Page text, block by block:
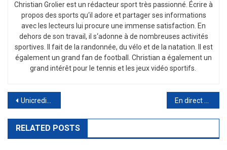
Christian Gro lierestun rédacteursporttrès passionné Écrire à
propos des sports qu‘il adore etpartagerses informations
avec les lecteurs ui procure une immense satisfaction En
dehors de son travail , il s‘adonne à de nombreuses activités
sportives faitde la randonnée, du vé lo etde la natation
est
égal ementun grand fan de football Christian a égal ementun
grand intérêtpourle tennis etles jeuxvidéo sportifs
Post
navigation
Unicredit, 6,7 milliards d’euros pour les neuf mois 2023, au-dessus des attentes des analystes
RELATED POSTS